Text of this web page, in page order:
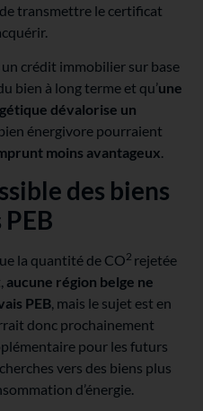
transmettre le certificat
un crédit immobilier sur base
bien à long terme et qu’une
dévalorise un
énergivore pourraient
moins avantageux.
des biens
la quantité de CO2 rejetée
aucune région belge ne
PEB, mais le sujet est en
donc prochainement
pour les futurs
vers des biens plus
d’énergie.